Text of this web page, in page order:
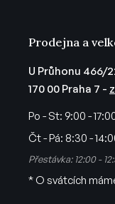
Prodejna a
U Průhonu 466/
170 00 Praha 7 -
Po - St: 9:00 -
Čt - Pá: 8:30 -
Přestávka: 12:00 -
* O svátcích